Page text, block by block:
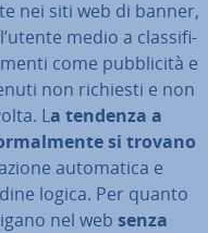
nei siti web di banner,
medio a clas­si­fi­
come pub­bli­ci­tà e
non richiesti e non
La tendenza a
si trovano
au­to­ma­ti­ca e
logica. Per quanto
nel web senza